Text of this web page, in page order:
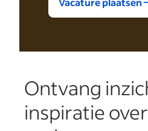
Ontvang
inspiratie